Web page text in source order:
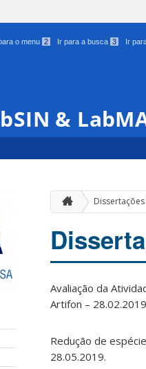
o menu 2 Ir para a busca 3 Ir
&
Avaliação da
Artifon –
Redução de
28.05.2019.